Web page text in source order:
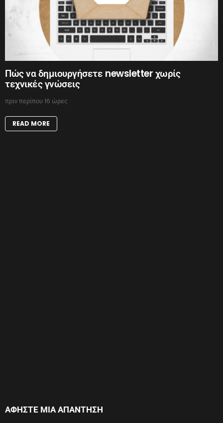
Πώς να δημιουργήσετε newsletter χωρίς
τεχνικές γνώσεις
πριν περίπου 16 ώρες
READ MORE
ΑΦΉΣΤΕ ΜΙΑ ΑΠΆΝΤΗΣΗ